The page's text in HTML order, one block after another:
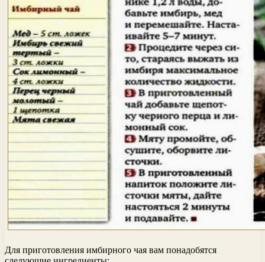
Для приготовления имбирного чая вам понадобятся